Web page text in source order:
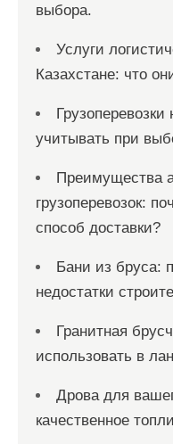
выбора.
Услуги
Казахстане: что
учитывать при
Преимущества
грузоперевозок:
способ доставки?
Бани из бруса:
недостатки
Гранитная
использовать в
Дрова для
качественное